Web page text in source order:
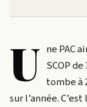
U ne PAC
SCOP
tombe à
sur l’année.